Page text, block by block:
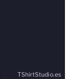
TShirtStudio.es